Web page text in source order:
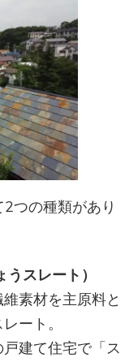
つの種類があり
スレート）
素材を主原料と
ート。
建て住宅で「ス